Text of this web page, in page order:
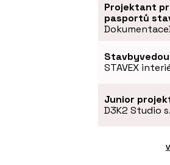
Projektant
pasportů
STAVEX
Junior
D3K2 Studio